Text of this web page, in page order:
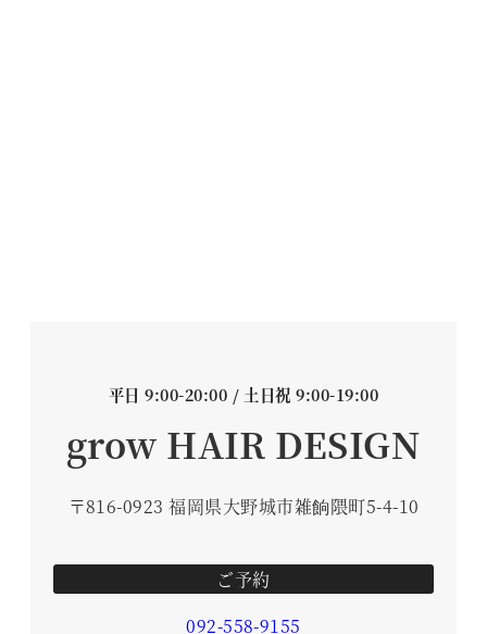
平日 9:00-20:00 / 土日祝 9:00-19:00
grow HAIR DESIGN
〒816-0923 福岡県大野城市雑餉隈町5-4-10
ご予約
092-558-9155